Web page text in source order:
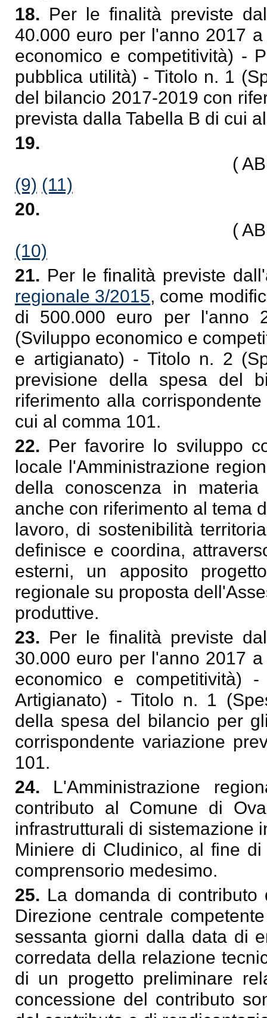
18. Per le finalità previste
40.000 euro per l'anno 2017
economico e competitività) -
pubblica utilità) - Titolo n. 1
del bilancio 2017-2019 con
prevista dalla Tabella B di cui
19.
(
(9) (11)
20.
(
(10)
21. Per le finalità previste
regionale 3/2015, come
di 500.000 euro per l'anno
(Sviluppo economico e
e artigianato) - Titolo n. 2
previsione della spesa del
riferimento alla
cui al comma 101.
22. Per favorire lo sviluppo
locale l'Amministrazione
della conoscenza in
anche con riferimento al tema
lavoro, di sostenibilità
definisce e coordina,
esterni, un apposito
regionale su proposta
produttive.
23. Per le finalità previste
30.000 euro per l'anno 2017
economico e competitività)
Artigianato) - Titolo n. 1
della spesa del bilancio per
corrispondente variazione
101.
24. L'Amministrazione
contributo al Comune di
infrastrutturali di sistemazione
Miniere di Cludinico, al fine
comprensorio medesimo.
25. La domanda di
Direzione centrale
sessanta giorni dalla data di
corredata della relazione
di un progetto preliminare
concessione del contributo